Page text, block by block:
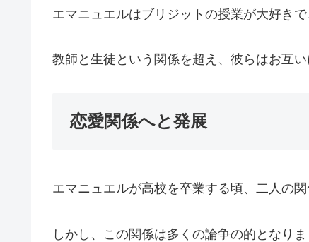
エマニュエルはブリジットの授業が大好き
教師と生徒という関係を超え、彼らはお互
恋愛関係へと発展
エマニュエルが高校を卒業する頃、二人の
しかし、この関係は多くの論争の的となりま